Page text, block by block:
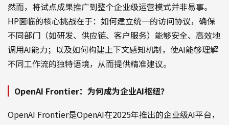
然而，将试点成果推广到整个企业级运营模式并非易事。
HP面临的核心挑战在于：如何建立统一的访问协议，确保
不同部门（如研发、供应链、客户服务）能够安全、高效地
调用AI能力；以及如何构建上下文感知机制，使AI能够理解
不同工作流的独特语境，从而提供精准建议。
OpenAI Frontier：为何成为企业AI枢纽？
OpenAI Frontier是OpenAI在2025年推出的企业级AI平台，